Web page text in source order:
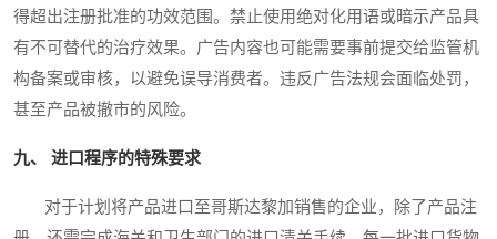
得超出注册批准的功效范围。禁止使用绝对化用语或暗示产品具
有不可替代的治疗效果。广告内容也可能需要事前提交给监管机
构备案或审核，以避免误导消费者。违反广告法规会面临处罚，
甚至产品被撤市的风险。
九、 进口程序的特殊要求
对于计划将产品进口至哥斯达黎加销售的企业，除了产品注